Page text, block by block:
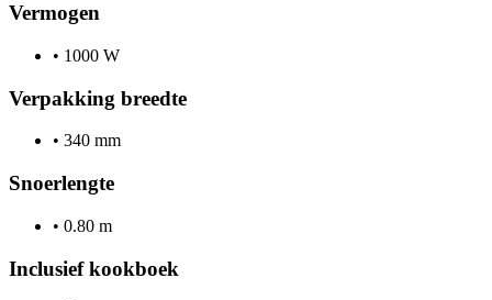
Vermogen
• 1000 W
Verpakking breedte
• 340 mm
Snoerlengte
• 0.80 m
Inclusief kookboek